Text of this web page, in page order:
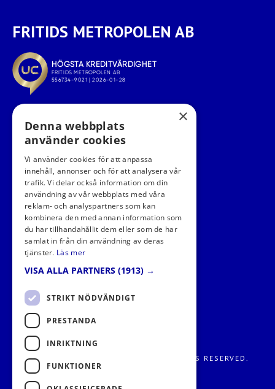
FRITIDS METROPOLEN AB
FÖLJ OSS I SOCIALA MEDIER
FRITIDS METROPOLEN AB 2026. ALL RIGHTS RESERVED.
×
Denna webbplats
använder cookies
Vi använder cookies för att anpassa
innehåll, annonser och för att analysera vår
trafik. Vi delar också information om din
användning av vår webbplats med våra
reklam- och analyspartners som kan
kombinera den med annan information som
du har tillhandahållit dem eller som de har
samlat in från din användning av deras
tjänster. Läs mer
VISA ALLA PARTNERS (1913) →
STRIKT NÖDVÄNDIGT
PRESTANDA
INRIKTNING
FUNKTIONER